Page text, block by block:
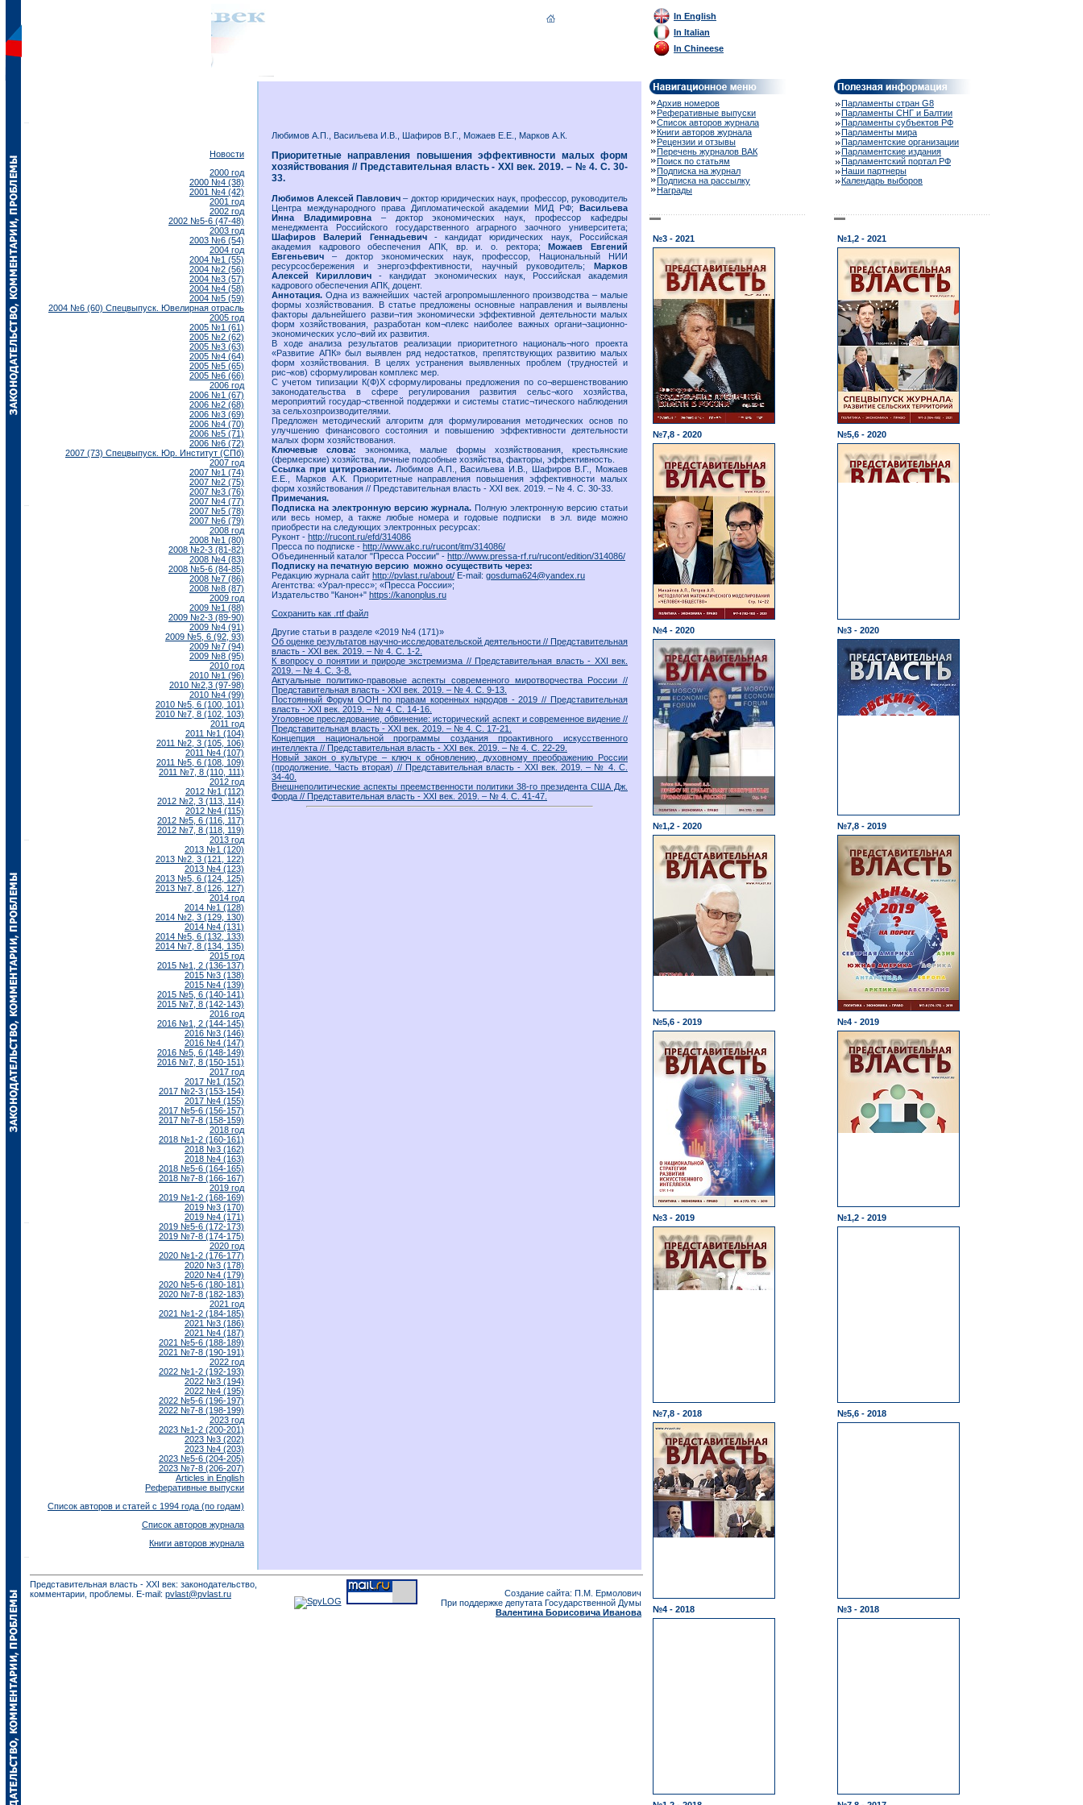
Новости
2000 год
2000 №4 (38)
2001 №4 (42)
2001 год
2002 год
2002 №5-6 (47-48)
2003 год
2003 №6 (54)
2004 год
2004 №1 (55)
2004 №2 (56)
2004 №3 (57)
2004 №4 (58)
2004 №5 (59)
2004 №6 (60) Спецвыпуск. Ювелирная отрасль
2005 год
2005 №1 (61)
2005 №2 (62)
2005 №3 (63)
2005 №4 (64)
2005 №5 (65)
2005 №6 (66)
2006 год
2006 №1 (67)
2006 №2 (68)
2006 №3 (69)
2006 №4 (70)
2006 №5 (71)
2006 №6 (72)
2007 (73) Спецвыпуск. Юр. Институт (СПб)
2007 год
2007 №1 (74)
2007 №2 (75)
2007 №3 (76)
2007 №4 (77)
2007 №5 (78)
2007 №6 (79)
2008 год
2008 №1 (80)
2008 №2-3 (81-82)
2008 №4 (83)
2008 №5-6 (84-85)
2008 №7 (86)
2008 №8 (87)
2009 год
2009 №1 (88)
2009 №2-3 (89-90)
2009 №4 (91)
2009 №5, 6 (92, 93)
2009 №7 (94)
2009 №8 (95)
2010 год
2010 №1 (96)
2010 №2,3 (97-98)
2010 №4 (99)
2010 №5, 6 (100, 101)
2010 №7, 8 (102, 103)
2011 год
2011 №1 (104)
2011 №2, 3 (105, 106)
2011 №4 (107)
2011 №5, 6 (108, 109)
2011 №7, 8 (110, 111)
2012 год
2012 №1 (112)
2012 №2, 3 (113, 114)
2012 №4 (115)
2012 №5, 6 (116, 117)
2012 №7, 8 (118, 119)
2013 год
2013 №1 (120)
2013 №2, 3 (121, 122)
2013 №4 (123)
2013 №5, 6 (124, 125)
2013 №7, 8 (126, 127)
2014 год
2014 №1 (128)
2014 №2, 3 (129, 130)
2014 №4 (131)
2014 №5, 6 (132, 133)
2014 №7, 8 (134, 135)
2015 год
2015 №1, 2 (136-137)
2015 №3 (138)
2015 №4 (139)
2015 №5, 6 (140-141)
2015 №7, 8 (142-143)
2016 год
2016 №1, 2 (144-145)
2016 №3 (146)
2016 №4 (147)
2016 №5, 6 (148-149)
2016 №7, 8 (150-151)
2017 год
2017 №1 (152)
2017 №2-3 (153-154)
2017 №4 (155)
2017 №5-6 (156-157)
2017 №7-8 (158-159)
2018 год
2018 №1-2 (160-161)
2018 №3 (162)
2018 №4 (163)
2018 №5-6 (164-165)
2018 №7-8 (166-167)
2019 год
2019 №1-2 (168-169)
2019 №3 (170)
2019 №4 (171)
2019 №5-6 (172-173)
2019 №7-8 (174-175)
2020 год
2020 №1-2 (176-177)
2020 №3 (178)
2020 №4 (179)
2020 №5-6 (180-181)
2020 №7-8 (182-183)
2021 год
2021 №1-2 (184-185)
2021 №3 (186)
2021 №4 (187)
2021 №5-6 (188-189)
2021 №7-8 (190-191)
2022 год
2022 №1-2 (192-193)
2022 №3 (194)
2022 №4 (195)
2022 №5-6 (196-197)
2022 №7-8 (198-199)
2023 год
2023 №1-2 (200-201)
2023 №3 (202)
2023 №4 (203)
2023 №5-6 (204-205)
2023 №7-8 (206-207)
Articles in English
Реферативные выпуски
Список авторов и статей с 1994 года (по годам)
Список авторов журнала
Книги авторов журнала
Любимов А.П., Васильева И.В., Шафиров В.Г., Можаев Е.Е., Марков А.К.
Приоритетные направления повышения эффективности малых форм
хозяйствования // Представительная власть - XXI век. 2019. – № 4. С. 30-
33.
Любимов Алексей Павлович– доктор юридических наук, профессор, руководитель
Центра международного права Дипломатической академии МИД РФ; Васильева
Инна Владимировна – доктор экономических наук, профессор кафедры
менеджмента Российского государственного аграрного заочного университета;
Шафиров Валерий Геннадьевич - кандидат юридических наук, Российская
академия кадрового обеспечения АПК, вр. и. о. ректора;Можаев Евгений
Евгеньевич– доктор экономических наук, профессор, Национальный НИИ
ресурсосбережения и энергоэффективности, научный руководитель; Марков
Алексей Кириллович- кандидат экономических наук, Российская академия
кадрового обеспечения АПК, доцент.
Аннотация. Одна из важнейших частей агропромышленного производства – малые
формы хозяйствования. В статье предложены основные направления и выявлены
факторы дальнейшего разви¬тия экономически эффективной деятельности малых
форм хозяйствования, разработан ком¬плекс наиболее важных органи¬зационно-
экономических усло¬вий их развития.
В ходе анализа результатов реализации приоритетного националь¬ного проекта
«Развитие АПК» был выявлен ряд недостатков, препятствующих развитию малых
форм хозяйствования. В целях устранения выявленных проблем (трудностей и
рис¬ков) сформулирован комплекс мер.
С учетом типизации К(Ф)Х сформулированы предложения по со¬вершенствованию
законодательства в сфере регулирования развития сельс¬кого хозяйства,
мероприятий государ¬ственной поддержки и системы статис¬тического наблюдения
за сельхозпроизводителями.
Предложен методический алгоритм для формулирования методических основ по
улучшению финансового состояния и повышению эффективности деятельности
малых форм хозяйствования.
Ключевые слова: экономика, малые формы хозяйствования, крестьянские
(фермерские) хозяйства, личные подсобные хозяйства, факторы, эффективность.
Ссылка при цитировании. Любимов А.П., Васильева И.В., Шафиров В.Г., Можаев
Е.Е., Марков А.К. Приоритетные направления повышения эффективности малых
форм хозяйствования // Представительная власть - XXI век. 2019. – № 4. С. 30-33.
Примечания.
Подписка на электронную версию журнала. Полную электронную версию статьи
или весь номер, а также любые номера и годовые подписки в эл. виде можно
приобрести на следующих электронных ресурсах:
Руконт - http://rucont.ru/efd/314086
Пресса по подписке - http://www.akc.ru/rucont/itm/314086/
Объединенный каталог "Пресса России" - http://www.pressa-rf.ru/rucont/edition/314086/
Подписку на печатную версию можно осуществить через:
Редакцию журнала сайт http://pvlast.ru/about/ E-mail: gosduma624@yandex.ru
Агентства: «Урал-пресс»; «Пресса России»;
Издательство "Канон+" https://kanonplus.ru
Сохранить как .rtf файл
Другие статьи в разделе «2019 №4 (171)»
Об оценке результатов научно-исследовательской деятельности // Представительная
власть - XXI век. 2019. – № 4. С. 1-2.
К вопросу о понятии и природе экстремизма // Представительная власть - XXI век.
2019. – № 4. С. 3-8.
Актуальные политико-правовые аспекты современного миротворчества России //
Представительная власть - XXI век. 2019. – № 4. С. 9-13.
Постоянный Форум ООН по правам коренных народов - 2019 // Представительная
власть - XXI век. 2019. – № 4. С. 14-16.
Уголовное преследование, обвинение: исторический аспект и современное видение //
Представительная власть - XXI век. 2019. – № 4. С. 17-21.
Концепция национальной программы создания проактивного искусственного
интеллекта // Представительная власть - XXI век. 2019. – № 4. С. 22-29.
Новый закон о культуре – ключ к обновлению, духовному преображению России
(продолжение. Часть вторая) // Представительная власть - XXI век. 2019. – № 4. С.
34-40.
Внешнеполитические аспекты преемственности политики 38-го президента США Дж.
Форда // Представительная власть - XXI век. 2019. – № 4. С. 41-47.
Представительная власть - XXI век: законодательство,
комментарии, проблемы. E-mail: pvlast@pvlast.ru
Создание сайта: П.М. Ермолович
При поддержке депутата Государственной Думы
Валентина Борисовича Иванова
In English
In Italian
In Chineese
Архив номеров
Реферативные выпуски
Список авторов журнала
Книги авторов журнала
Рецензии и отзывы
Перечень журналов ВАК
Поиск по статьям
Подписка на журнал
Подписка на рассылку
Награды
Парламенты стран G8
Парламенты СНГ и Балтии
Парламенты субъектов РФ
Парламенты мира
Парламентские организации
Парламентские издания
Парламентский портал РФ
Наши партнеры
Календарь выборов
№3 - 2021 №1,2 - 2021
№7,8 - 2020 №5,6 - 2020
№4 - 2020 №3 - 2020
№1,2 - 2020 №7,8 - 2019
№5,6 - 2019 №4 - 2019
№3 - 2019 №1,2 - 2019
№7,8 - 2018 №5,6 - 2018
№4 - 2018 №3 - 2018